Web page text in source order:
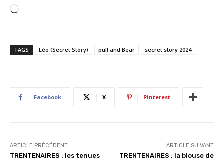
C
r
g
n
TAGS Léo (Secret Story) pull and Bear secret story 2024
Facebook X Pinterest
ARTICLE PRÉCÉDENT
TRENTENAIRES : les tenues
ARTICLE SUIVANT
TRENTENAIRES : la blouse de